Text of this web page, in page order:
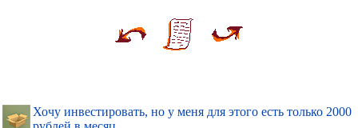
Хочу инвестировать, но у меня для этого есть только 2000